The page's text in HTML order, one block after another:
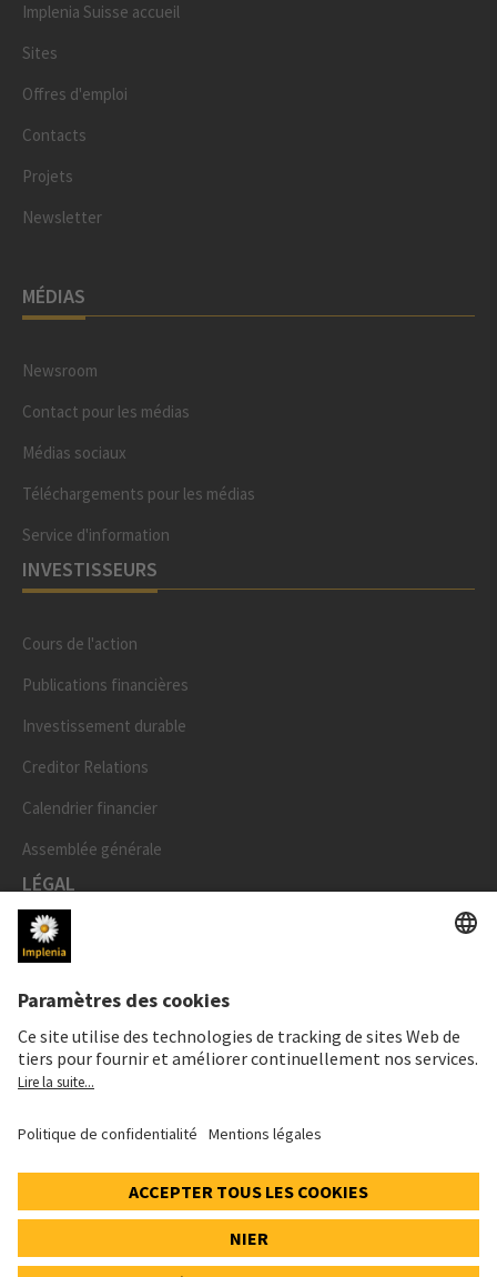
Implenia Suisse accueil
Sites
Offres d'emploi
Contacts
Projets
Newsletter
MÉDIAS
Newsroom
Contact pour les médias
Médias sociaux
Téléchargements pour les médias
Service d'information
INVESTISSEURS
Cours de l'action
Publications financières
Investissement durable
Creditor Relations
Calendrier financier
Assemblée générale
LÉGAL
Mentions légales
Données personnelles
Déclaration cookies et social media
Paramètres de confidentialité
SWX: Implenia AG